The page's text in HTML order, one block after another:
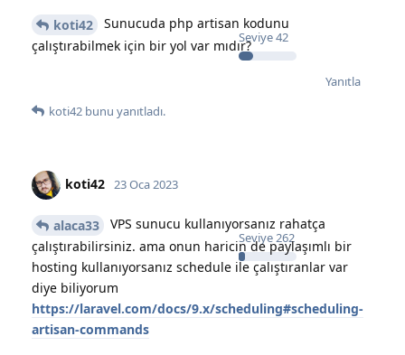
Seviye42
koti42
Sunucuda php artisan kodunu
çalıştırabilmek için bir yol var mıdır?
Yanıtla
koti42 bunu yanıtladı.
koti42
Seviye262
23 Oca 2023
alaca33
VPS sunucu kullanıyorsanız rahatça
çalıştırabilirsiniz. ama onun haricin de paylaşımlı bir
hosting kullanıyorsanız schedule ile çalıştıranlar var
diye biliyorum
https://laravel.com/docs/9.x/scheduling#scheduling-
artisan-commands